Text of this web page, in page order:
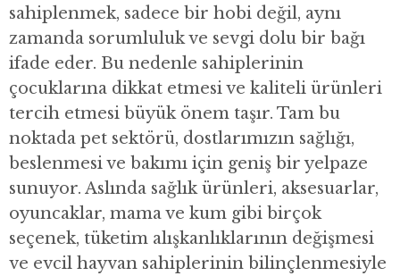
sahiplenmek, sadece bir hobi değil, aynı
zamanda sorumluluk ve sevgi dolu bir bağı
ifade eder. Bu nedenle sahiplerinin
çocuklarına dikkat etmesi ve kaliteli ürünleri
tercih etmesi büyük önem taşır. Tam bu
noktada pet sektörü, dostlarımızın sağlığı,
beslenmesi ve bakımı için geniş bir yelpaze
sunuyor. Aslında sağlık ürünleri, aksesuarlar,
oyuncaklar, mama ve kum gibi birçok
seçenek, tüketim alışkanlıklarının değişmesi
ve evcil hayvan sahiplerinin bilinçlenmesiyle